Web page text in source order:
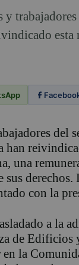
y
esta
del
una
sus
con la
a la
de Edificios
la